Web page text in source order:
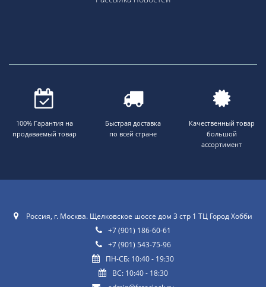
100% Гарантия на
продаваемый товар
Быстрая доставка
по всей стране
Качественный товар
большой
ассортимент
Россия, г. Москва. Щелковское шоссе дом 3 стр 1 ТЦ Город Хобби
+7 (901) 186-60-61
+7 (901) 543-75-96
ПН-СБ: 10:40 - 19:30
ВС: 10:40 - 18:30